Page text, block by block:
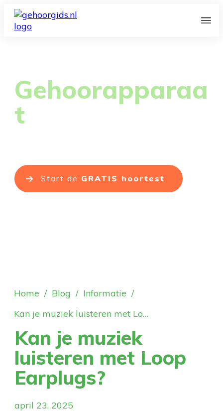
Gehoorapparaa
t iets voor jou?
Start de GRATIS hoortest
Home / Blog / Informatie /
Kan je muziek luisteren met Loop Earplugs?
Kan je muziek
luisteren met Loop
Earplugs?
april 23, 2025